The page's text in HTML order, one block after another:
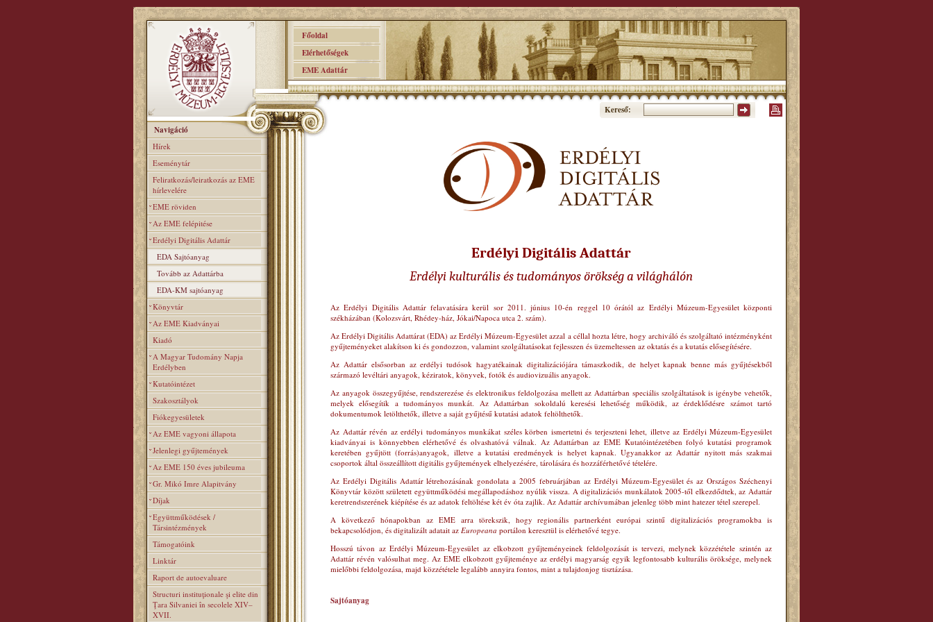
Főoldal
Elérhetőségek
EME Adattár
Kereső:
Navigáció
Hírek
Eseménytár
Feliratkozás/leiratkozás az EME
hírlevelére
EME röviden
Az EME felépitése
Erdélyi Digitális Adattár
EDA Sajtóanyag
Tovább az Adattárba
EDA-KM sajtóanyag
Könyvtár
Az EME Kiadványai
Kiadó
A Magyar Tudomány Napja
Erdélyben
Kutatóintézet
Szakosztályok
Fiókegyesületek
Az EME vagyoni állapota
Jelenlegi gyűjtemények
Az EME 150 éves jubileuma
Gr. Mikó Imre Alapitvány
Díjak
Együttműködések /
Társintézmények
Támogatóink
Linktár
Raport de autoevaluare
Structuri instituţionale şi elite din
Ţara Silvaniei în secolele XIV–
XVII.
Erdélyi Digitális Adattár
Erdélyi kulturális és tudományos örökség a világhálón
Az Erdélyi Digitális Adattár felavatására kerül sor 2011. június 10-én reggel 10 órától az Erdélyi Múzeum-Egyesület központi
székházában (Kolozsvárt, Rhédey-ház, Jókai/Napoca utca 2. szám).
Az Erdélyi Digitális Adattárat (EDA) az Erdélyi Múzeum-Egyesület azzal a céllal hozta létre, hogy archiváló és szolgáltató intézményként
gyűjteményeket alakítson ki és gondozzon, valamint szolgáltatásokat fejlesszen és üzemeltessen az oktatás és a kutatás elősegítésére.
Az Adattár elsősorban az erdélyi tudósok hagyatékainak digitalizációjára támaszkodik, de helyet kapnak benne más gyűjtésekből
származó levéltári anyagok, kéziratok, könyvek, fotók és audiovizuális anyagok.
Az anyagok összegyűjtése, rendszerezése és elektronikus feldolgozása mellett az Adattárban speciális szolgáltatások is igénybe vehetők,
melyek elősegítik a tudományos munkát. Az Adattárban sokoldalú keresési lehetőség működik, az érdeklődésre számot tartó
dokumentumok letölthetők, illetve a saját gyűjtésű kutatási adatok feltölthetők.
Az Adattár révén az erdélyi tudományos munkákat széles körben ismertetni és terjeszteni lehet, illetve az Erdélyi Múzeum-Egyesület
kiadványai is könnyebben elérhetővé és olvashatóvá válnak. Az Adattárban az EME Kutatóintézetében folyó kutatási programok
keretében gyűjtött (forrás)anyagok, illetve a kutatási eredmények is helyet kapnak. Ugyanakkor az Adattár nyitott más szakmai
csoportok által összeállított digitális gyűjtemények elhelyezésére, tárolására és hozzáférhetővé tételére.
Az Erdélyi Digitális Adattár létrehozásának gondolata a 2005 februárjában az Erdélyi Múzeum-Egyesület és az Országos Széchenyi
Könyvtár között született együttműködési megállapodáshoz nyúlik vissza. A digitalizációs munkálatok 2005-től elkezdődtek, az Adattár
keretrendszerének kiépítése és az adatok feltöltése két év óta zajlik. Az Adattár archívumában jelenleg több mint hatezer tétel szerepel.
A következő hónapokban az EME arra törekszik, hogy regionális partnerként európai szintű digitalizációs programokba is
bekapcsolódjon, és digitalizált adatait az Europeana portálon keresztül is elérhetővé tegye.
Hosszú távon az Erdélyi Múzeum-Egyesület az elkobzott gyűjteményeinek feldolgozását is tervezi, melynek közzététele szintén az
Adattár révén valósulhat meg. Az EME elkobzott gyűjteménye az erdélyi magyarság egyik legfontosabb kulturális öröksége, melynek
mielőbbi feldolgozása, majd közzététele legalább annyira fontos, mint a tulajdonjog tisztázása.
Sajtóanyag